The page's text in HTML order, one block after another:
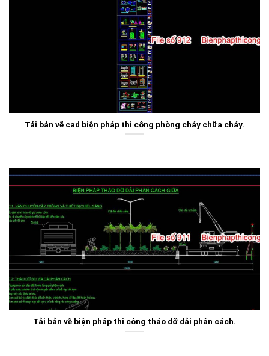
Tải bản vẽ cad biện pháp thi công phòng cháy chữa cháy.
Tải bản vẽ biện pháp thi công tháo dỡ dải phân cách.